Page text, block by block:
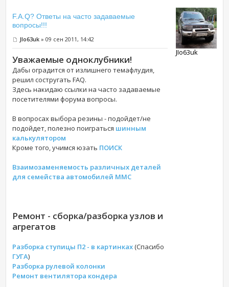
F.A.Q? Ответы на часто задаваемые
вопросы!!!
JIo63uk » 09 сен 2011, 14:42
Уважаемые одноклубники!
Дабы оградится от излишнего темафлудия,
решил состругать FAQ.
Здесь накидаю ссылки на часто задаваемые
посетителями форума вопросы.
В вопросах выбора резины - подойдет/не
подойдет, полезно поиграться шинным
калькулятором
Кроме того, учимся юзать ПОИСК
Взаимозаменяемость различных деталей
для семейства автомобилей ММС
Ремонт - сборка/разборка узлов и
агрегатов
Разборка ступицы П2 - в картинках(Спасибо
ГУГА)
Разборка рулевой колонки
Ремонт вентилятора кондера
JIo63uk